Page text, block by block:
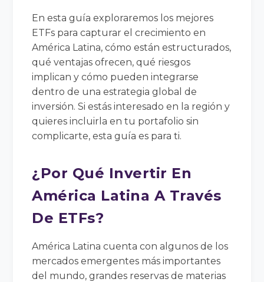
En esta guía exploraremos los mejores
ETFs para capturar el crecimiento en
América Latina, cómo están estructurados,
qué ventajas ofrecen, qué riesgos
implican y cómo pueden integrarse
dentro de una estrategia global de
inversión. Si estás interesado en la región y
quieres incluirla en tu portafolio sin
complicarte, esta guía es para ti.
¿Por Qué Invertir En
América Latina A Través
De ETFs?
América Latina cuenta con algunos de los
mercados emergentes más importantes
del mundo, grandes reservas de materias